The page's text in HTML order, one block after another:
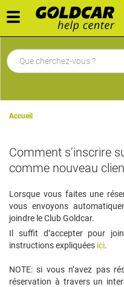
Toggle
navigation
Accueil
Comment s’inscrire
comme nouveau
Lorsque vous faites une
vous envoyons
joindre le Club Goldcar.
Il suffit d’accepter pour
instructions expliquées ici.
NOTE: si vous n’avez pas
réservation à travers un